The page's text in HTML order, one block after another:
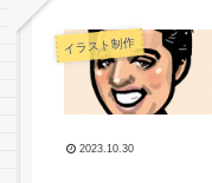
イラスト制作
2023.10.30